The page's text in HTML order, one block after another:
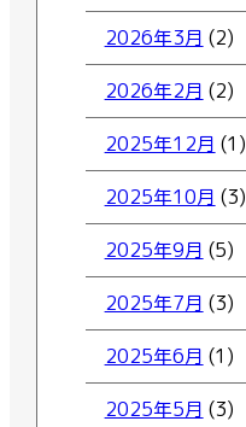
2026年3月 (2)
2026年2月 (2)
2025年12月 (1)
2025年10月 (3)
2025年9月 (5)
2025年7月 (3)
2025年6月 (1)
2025年5月 (3)